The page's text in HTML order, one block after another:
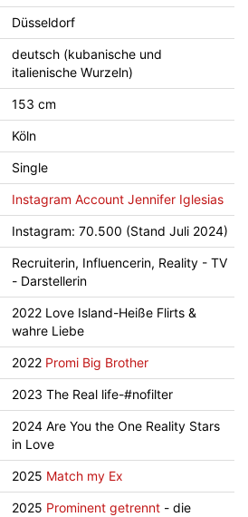
Düsseldorf
deutsch (kubanische und
italienische Wurzeln)
153 cm
Köln
Single
Instagram Account Jennifer Iglesias
Instagram: 70.500 (Stand Juli 2024)
Recruiterin, Influencerin, Reality - TV
- Darstellerin
2022 Love Island-Heiße Flirts &
wahre Liebe
2022 Promi Big Brother
2023 The Real life-#nofilter
2024 Are You the One Reality Stars
in Love
2025 Match my Ex
2025 Prominent getrennt - die